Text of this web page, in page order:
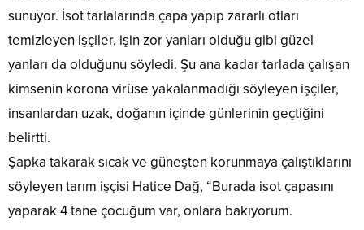
sunuyor. İsot tarlalarında çapa yapıp zararlı otları
temizleyen işçiler, işin zor yanları olduğu gibi güzel
yanları da olduğunu söyledi. Şu ana kadar tarlada çalışan
kimsenin korona virüse yakalanmadığı söyleyen işçiler,
insanlardan uzak, doğanın içinde günlerinin geçtiğini
belirtti.
Şapka takarak sıcak ve güneşten korunmaya çalıştıklarını
söyleyen tarım işçisi Hatice Dağ, “Burada isot çapasını
yaparak 4 tane çocuğum var, onlara bakıyorum.